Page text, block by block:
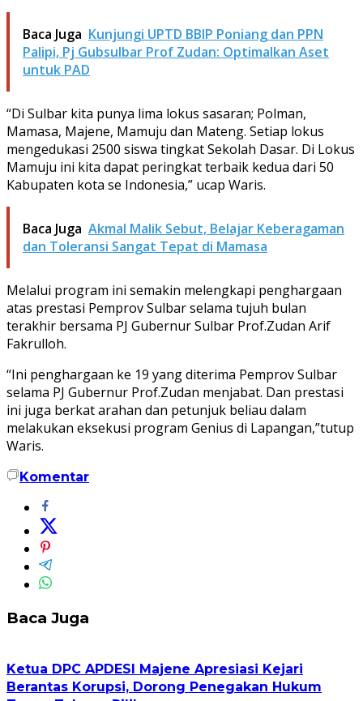
Baca Juga Kunjungi UPTD BBIP Poniang dan PPN
Palipi, Pj Gubsulbar Prof Zudan: Optimalkan Aset
untuk PAD
“Di Sulbar kita punya lima lokus sasaran; Polman,
Mamasa, Majene, Mamuju dan Mateng. Setiap lokus
mengedukasi 2500 siswa tingkat Sekolah Dasar. Di Lokus
Mamuju ini kita dapat peringkat terbaik kedua dari 50
Kabupaten kota se Indonesia,” ucap Waris.
Baca Juga Akmal Malik Sebut, Belajar Keberagaman
dan Toleransi Sangat Tepat di Mamasa
Melalui program ini semakin melengkapi penghargaan
atas prestasi Pemprov Sulbar selama tujuh bulan
terakhir bersama PJ Gubernur Sulbar Prof.Zudan Arif
Fakrulloh.
“Ini penghargaan ke 19 yang diterima Pemprov Sulbar
selama PJ Gubernur Prof.Zudan menjabat. Dan prestasi
ini juga berkat arahan dan petunjuk beliau dalam
melakukan eksekusi program Genius di Lapangan,”tutup
Waris.
Komentar
Baca Juga
Ketua DPC APDESI Majene Apresiasi Kejari
Berantas Korupsi, Dorong Penegakan Hukum